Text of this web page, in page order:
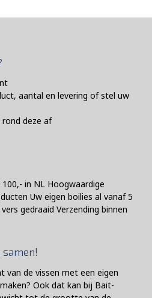
aantal en levering of stel uw
deze af
in NL Hoogwaardige
Uw eigen boilies al vanaf 5
gedraaid Verzending binnen
van de vissen met een eigen
Ook dat kan bij Bait-